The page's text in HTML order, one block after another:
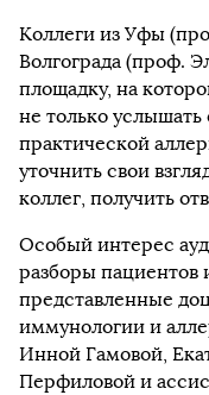
Коллеги из Уфы
Волгограда (проф.
площадку, на
не только
практической
уточнить свои
коллег, получить
Особый интерес
разборы пациентов
представленные
иммунологии и
Инной Гамовой,
Перфиловой и